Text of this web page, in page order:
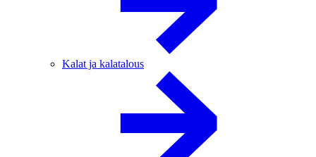
Kalat ja kalatalous